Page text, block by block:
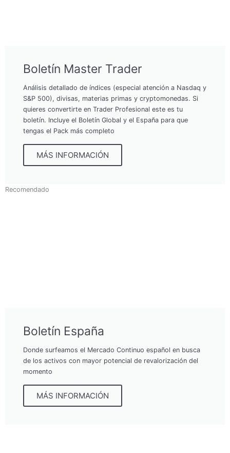
Boletín Master Trader
Análisis detallado de índices (especial atención a Nasdaq y
S&P 500), divisas, materias primas y cryptomonedas. Si
quieres convertirte en Trader Profesional este es tu
boletín. Incluye el Boletín Global y el España para que
tengas el Pack más completo
MÁS INFORMACIÓN
Recomendado
Boletín España
Donde surfeamos el Mercado Continuo español en busca
de los activos con mayor potencial de revalorización del
momento
MÁS INFORMACIÓN